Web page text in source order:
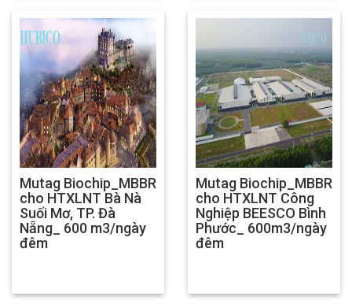
Mutag Biochip_MBBR
cho HTXLNT Bà Nà
Suối Mơ, TP. Đà
Nẵng_ 600 m3/ngày
đêm
Mutag Biochip_MBBR
cho HTXLNT Công
Nghiệp BEESCO Bình
Phước_ 600m3/ngày
đêm